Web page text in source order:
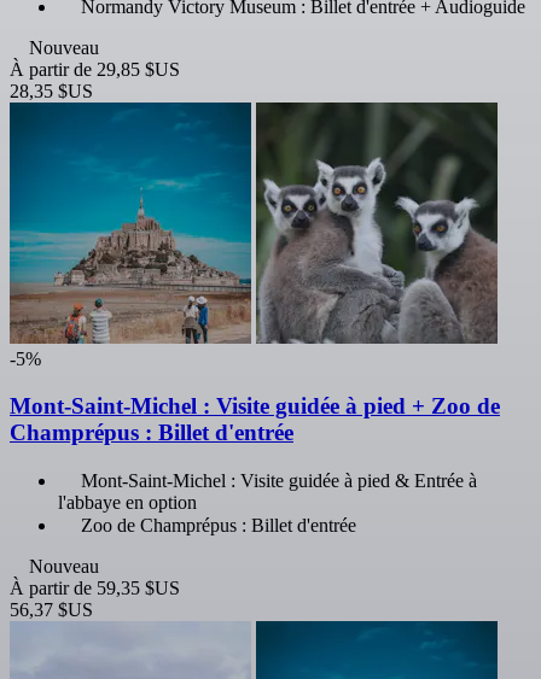
Normandy Victory Museum : Billet d'entrée + Audioguide
Nouveau
À partir de 29,85 $US
28,35 $US
-5%
Mont-Saint-Michel : Visite guidée à pied + Zoo de
Champrépus : Billet d'entrée
Mont-Saint-Michel : Visite guidée à pied & Entrée à
l'abbaye en option
Zoo de Champrépus : Billet d'entrée
Nouveau
À partir de 59,35 $US
56,37 $US